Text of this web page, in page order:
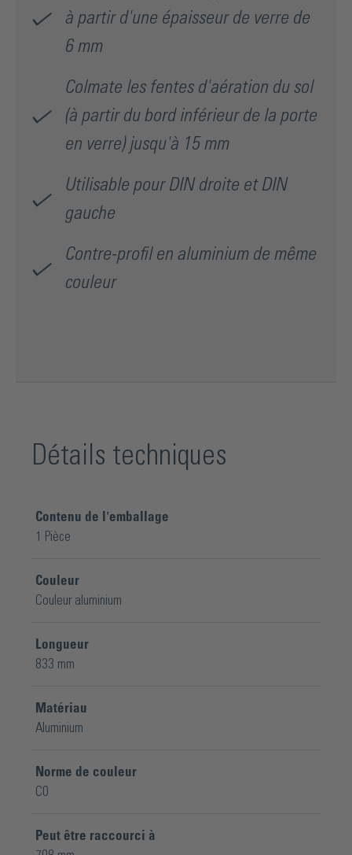
à partir d'une épaisseur de verre de
6 mm
Colmate les fentes d'aération du sol
(à partir du bord inférieur de la porte
en verre) jusqu'à 15 mm
Utilisable pour DIN droite et DIN
gauche
Contre-profil en aluminium de même
couleur
Détails techniques
Contenu de l'emballage
1 Pièce
Couleur
Couleur aluminium
Longueur
833 mm
Matériau
Aluminium
Norme de couleur
C0
Peut être raccourci à